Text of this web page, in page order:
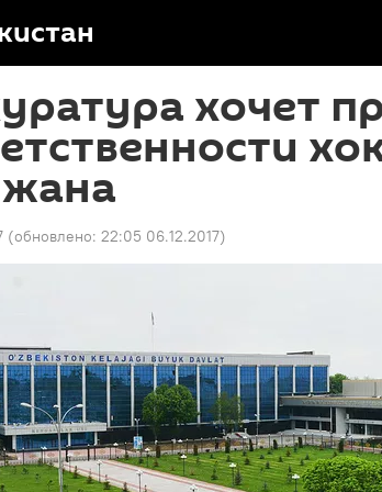
хочет
(обновлено: 22:05 06.12.2017)